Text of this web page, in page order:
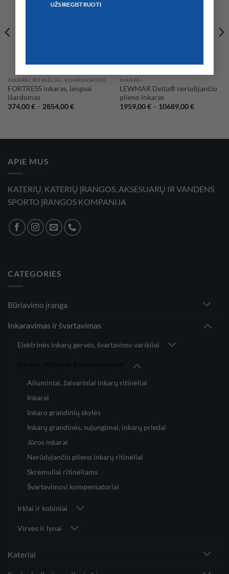
FORTRESS inkaras, lengvai
išardomas
374,00€ – 2854,00€Price
INKARAI
LEWMAR Delta® nerūdijančio
plieno inkaras
1959,00€ – 10689,00€Price
APIE MUS
KATERIŲ, KATERIŲ ĮRANGOS, AKSESUARŲ IR VANDENS
SPORTO ĮRANGOS KOMPANIJA
CATEGORIES
Būriavimo įranga
Inkaravimas ir švartavimas
Elektrinės inkarų gervės, švartavimo varikliai
Aliuminiai, žalvariniai inkarų ritinėliai
Inkarai
Inkaro grandinių skylės
Inkarų grandinės, sujungimai, inkarų priedai
Jūros inkarai
Nerūdyjančio plieno inkarų ritinėliai
Skrėmuliai ritinėliams
Švartavimosi kompensatoriai
Irklai ir kobiniai
Virvės ir lynai
Kateriai